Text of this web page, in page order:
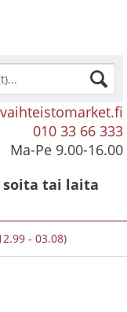
010 33 66 333
Ma-Pe 9.00-16.00
tai laita
- 03.08)